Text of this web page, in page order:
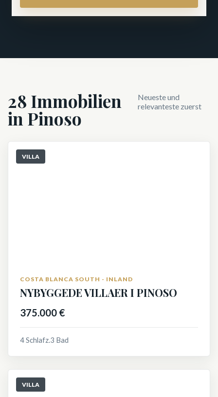
28 Immobilien
in Pinoso
Neueste und
relevanteste zuerst
VILLA
COSTA BLANCA SOUTH - INLAND
NYBYGGEDE VILLAER I PINOSO
375.000 €
4 Schlafz.3 Bad
VILLA